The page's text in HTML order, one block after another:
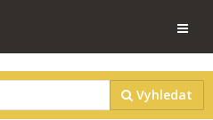
Vyhledat